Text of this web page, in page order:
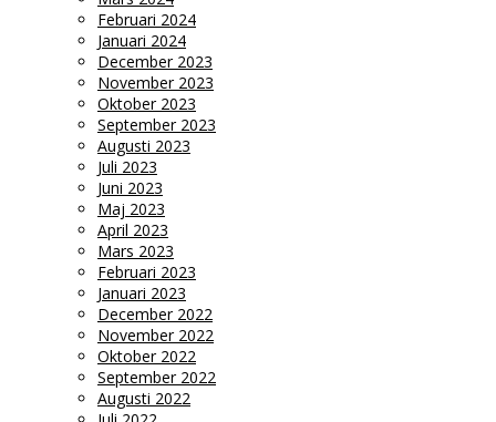
Februari 2024
Januari 2024
December 2023
November 2023
Oktober 2023
September 2023
Augusti 2023
Juli 2023
Juni 2023
Maj 2023
April 2023
Mars 2023
Februari 2023
Januari 2023
December 2022
November 2022
Oktober 2022
September 2022
Augusti 2022